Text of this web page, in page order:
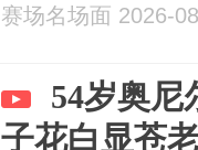
赛场名场面 2026-
54岁奥尼
子花白显苍